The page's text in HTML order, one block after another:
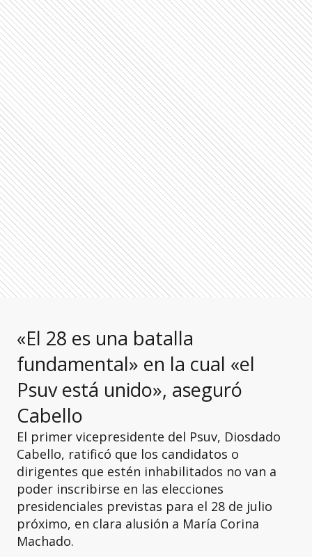
«El 28 es una batalla
fundamental» en la cual «el
Psuv está unido», aseguró
Cabello
El primer vicepresidente del Psuv, Diosdado
Cabello, ratificó que los candidatos o
dirigentes que estén inhabilitados no van a
poder inscribirse en las elecciones
presidenciales previstas para el 28 de julio
próximo, en clara alusión a María Corina
Machado.